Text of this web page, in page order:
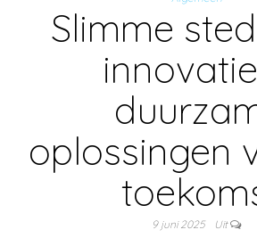
Slimme
oplossingen
9 juni 2025 Uit